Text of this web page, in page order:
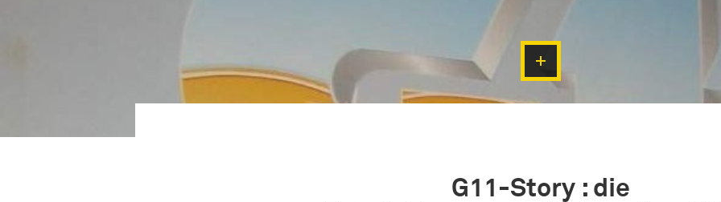
G11-Story : die